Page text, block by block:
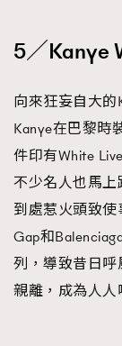
5／Kanye
向來狂妄自大的
Kanye在巴黎時
件印有White
不少名人也馬上
到處惹火頭致使
Gap和
列，導致昔日呼
親離，成為人人